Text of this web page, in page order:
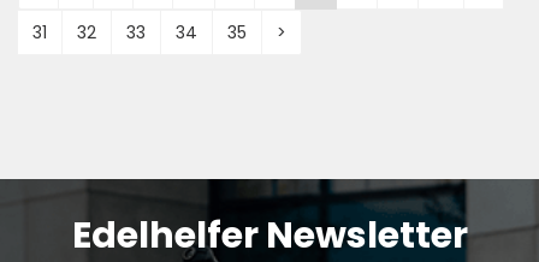
31
32 33 34 35 >
Edelhelfer Newsletter